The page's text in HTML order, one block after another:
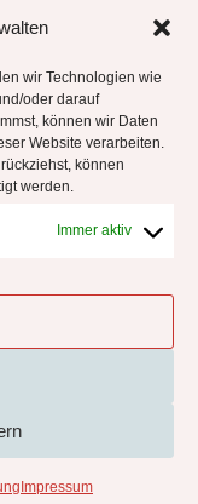
wir Technologien wie
oder darauf
können wir Daten
Website verarbeiten.
können
werden.
Immer aktiv
Impressum